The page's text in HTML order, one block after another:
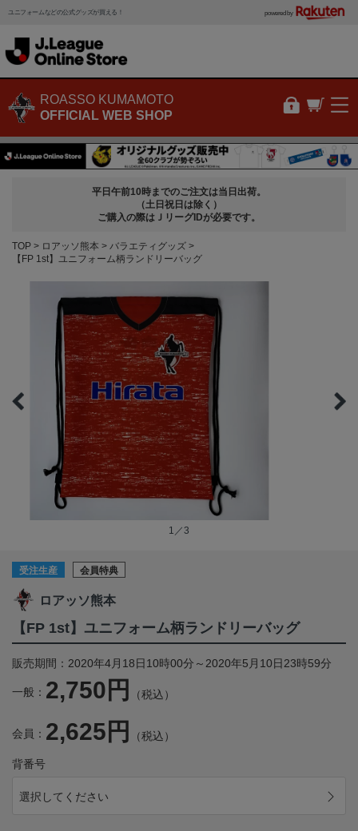
ユニフォームなどの公式グッズが買える！ powered by
ROASSO KUMAMOTO
OFFICIAL WEB SHOP
平日午前10時までのご注文は当日出荷。
（土日祝日は除く）
ご購入の際はＪリーグIDが必要です。
TOP ロアッソ熊本
バラエティグッズ
【FP 1st】ユニフォーム柄ランドリーバッグ
1／3
受注生産 会員特典
ロアッソ熊本
【FP 1st】ユニフォーム柄ランドリーバッグ
販売期間：2020年4月18日10時00分～2020年5月10日23時59分
一般： 2,750円 （税込）
会員： 2,625円 （税込）
背番号
選択してください